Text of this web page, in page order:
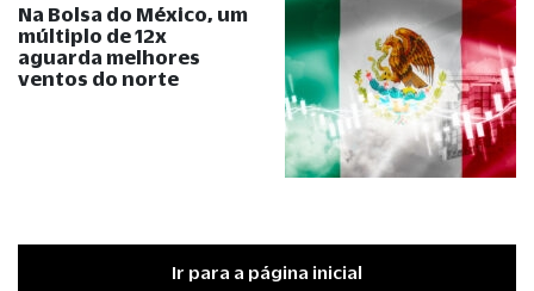
Na Bolsa do México, um
múltiplo de 12x
aguarda melhores
ventos do norte
Ir para a página inicial